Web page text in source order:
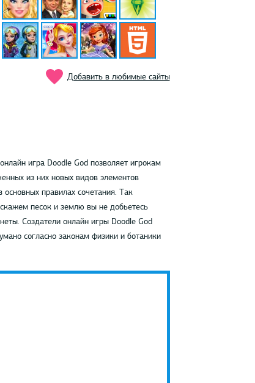
Добавить в любимые сайты
игра Doodle God позволяет игрокам
из них новых видов элементов
правилах сочетания. Так
песок и землю вы не добьетесь
Создатели онлайн игры Doodle God
согласно законам физики и ботаники